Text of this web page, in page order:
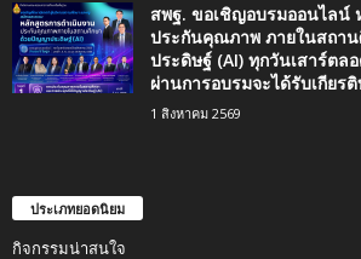
สพฐ. ขอเชิญอบรมออนไลน์
ประกันคุณภาพ ภายในสถา
ประดิษฐ์ (AI) ทุกวันเสาร์ตล
ผ่านการอบรมจะได้รับเกียร
1 สิงหาคม 2569
ประเภทยอดนิยม
กิจกรรมน่าสนใจ